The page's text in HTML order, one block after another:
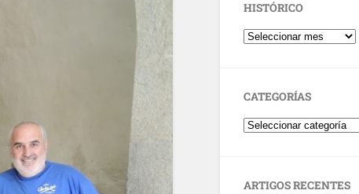
HISTÓRICO
CATEGORÍAS
ARTIGOS RECENTES